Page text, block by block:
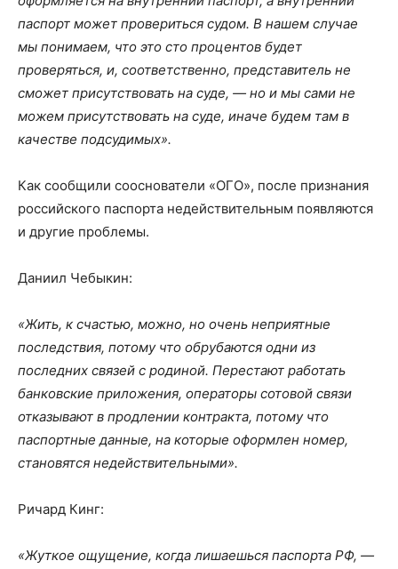
паспорт может провериться судом. В нашем случае
мы понимаем, что это сто процентов будет
проверяться, и, соответственно, представитель не
сможет присутствовать на суде, — но и мы сами не
можем присутствовать на суде, иначе будем там в
качестве подсудимых».
Как сообщили сооснователи «ОГО», после признания
российского паспорта недействительным появляются
и другие проблемы.
Даниил Чебыкин:
«Жить, к счастью, можно, но очень неприятные
последствия, потому что обрубаются одни из
последних связей с родиной. Перестают работать
банковские приложения, операторы сотовой связи
отказывают в продлении контракта, потому что
паспортные данные, на которые оформлен номер,
становятся недействительными».
Ричард Кинг:
«Жуткое ощущение, когда лишаешься паспорта РФ, —